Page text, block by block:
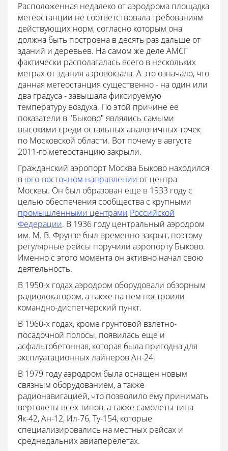
Расположенная недалеко от аэродрома площадка
метеостанции не соответствовала требованиям
действующих норм, согласно которым она
должна быть построена в десять раз дальше от
зданий и деревьев. На самом же деле АМСГ
фактически располагалась всего в нескольких
метрах от здания аэровокзала. А это означало, что
данная метеостанция существенно - на один или
два градуса - завышала фиксируемую
температуру воздуха. По этой причине ее
показатели в "Быково" являлись самыми
высокими среди остальных аналогичных точек
по Московской области. Вот почему в августе
2011-го метеостанцию закрыли.
Гражданский аэропорт Москва Быково находился
в юго-восточном направлении от центра
Москвы. Он был образован еще в 1933 году с
целью обеспечения сообщества с крупными
промышленными центрами Российской
Федерации. В 1936 году центральный аэродром
им. М. В. Фрунзе был временно закрыт, поэтому
регулярные рейсы поручили аэропорту Быково.
Именно с этого момента он активно начал свою
деятельность.
В 1950-х годах аэродром оборудовали обзорным
радиолокатором, а также на нем построили
командно-диспетчерский пункт.
В 1960-х годах, кроме грунтовой взлетно-
посадочной полосы, появилась еще и
асфальтобетонная, которая была пригодна для
эксплуатационных лайнеров Ан-24.
В 1979 году аэродром была оснащен новым
связным оборудованием, а также
радионавигацией, что позволило ему принимать
вертолеты всех типов, а также самолеты типа
Як-42, Ан-12, Ил-76, Ту-154, которые
специализировались на местных рейсах и
среднедальних авиаперелетах.